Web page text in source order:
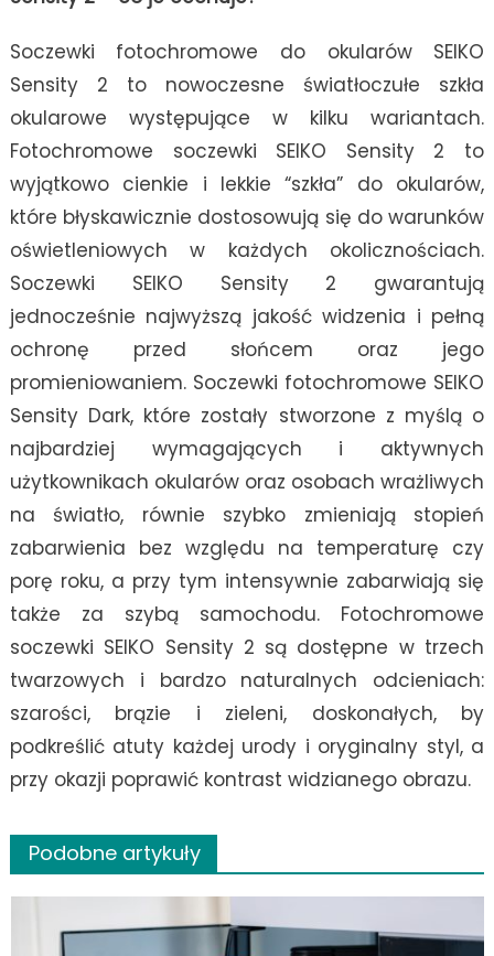
Soczewki fotochromowe do okularów SEIKO
Sensity 2 to nowoczesne światłoczułe szkła
okularowe występujące w kilku wariantach.
Fotochromowe soczewki SEIKO Sensity 2 to
wyjątkowo cienkie i lekkie “szkła” do okularów,
które błyskawicznie dostosowują się do warunków
oświetleniowych w każdych okolicznościach.
Soczewki SEIKO Sensity 2 gwarantują
jednocześnie najwyższą jakość widzenia i pełną
ochronę przed słońcem oraz jego
promieniowaniem. Soczewki fotochromowe SEIKO
Sensity Dark, które zostały stworzone z myślą o
najbardziej wymagających i aktywnych
użytkownikach okularów oraz osobach wrażliwych
na światło, równie szybko zmieniają stopień
zabarwienia bez względu na temperaturę czy
porę roku, a przy tym intensywnie zabarwiają się
także za szybą samochodu. Fotochromowe
soczewki SEIKO Sensity 2 są dostępne w trzech
twarzowych i bardzo naturalnych odcieniach:
szarości, brązie i zieleni, doskonałych, by
podkreślić atuty każdej urody i oryginalny styl, a
przy okazji poprawić kontrast widzianego obrazu.
Podobne artykuły